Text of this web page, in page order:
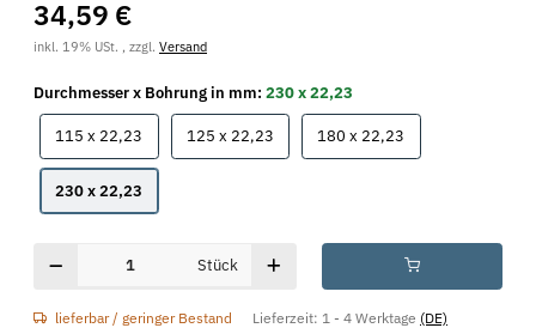
34,59 €
inkl. 19% USt. , zzgl. Versand
Durchmesser x Bohrung in mm: 230 x 22,23
115 x 22,23 115 x 22,23125 x 22,23125 x 22,23180 x 22,23
230 x 22,23
Stück
lieferbar / geringer Bestand Lieferzeit: 1 - 4 Werktage (DE)